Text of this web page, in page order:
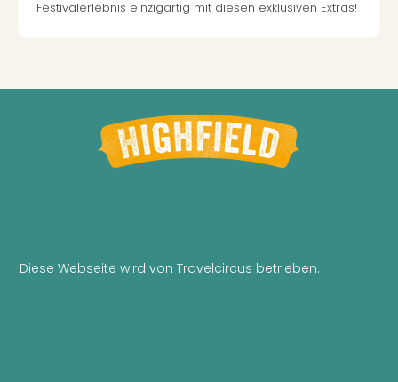
Festivalerlebnis einzigartig mit diesen exklusiven Extras!
Diese Webseite wird von Travelcircus betrieben.